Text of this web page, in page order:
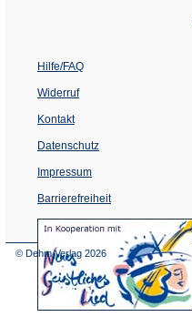
Hilfe/FAQ
Widerruf
Kontakt
Datenschutz
Impressum
Barrierefreiheit
© Dehm Verlag 2026